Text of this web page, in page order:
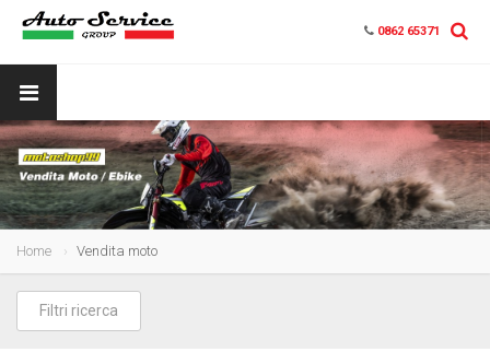
0862 65371
Home Vendita moto
Filtri ricerca